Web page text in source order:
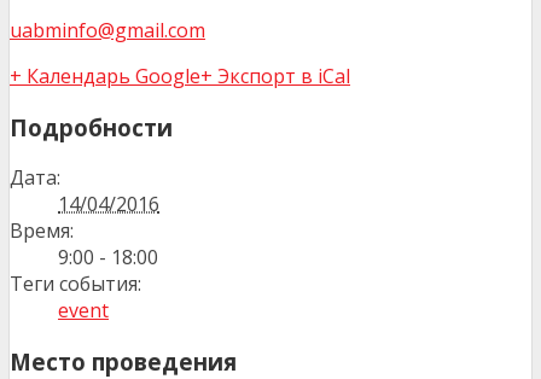
uabminfo@gmail.com
+ Календарь Google+ Экспорт в iCal
Подробности
Дата:
14/04/2016
Время:
9:00 - 18:00
Теги события:
event
Место проведения